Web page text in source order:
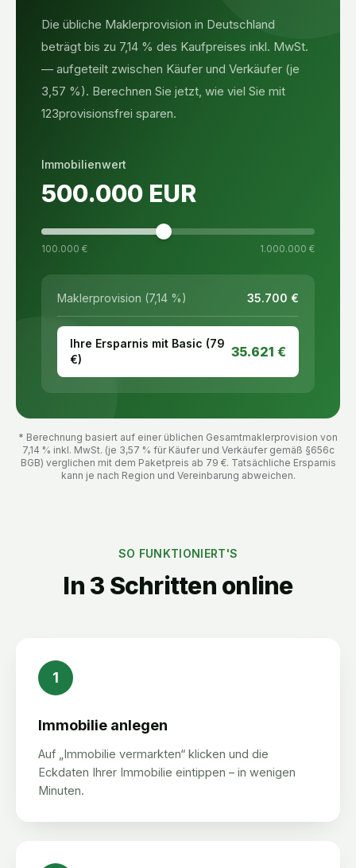
Die übliche Maklerprovision in Deutschland
beträgt bis zu 7,14 % des Kaufpreises inkl. MwSt.
— aufgeteilt zwischen Käufer und Verkäufer (je
3,57 %). Berechnen Sie jetzt, wie viel Sie mit
123provisionsfrei sparen.
Immobilienwert
500.000 EUR
100.000 € 1.000.000 €
Maklerprovision (7,14 %) 35.700 €
Ihre Ersparnis mit Basic (79
€)
35.621 €
* Berechnung basiert auf einer üblichen Gesamtmaklerprovision von
7,14 % inkl. MwSt. (je 3,57 % für Käufer und Verkäufer gemäß §656c
BGB) verglichen mit dem Paketpreis ab 79 €. Tatsächliche Ersparnis
kann je nach Region und Vereinbarung abweichen.
SO FUNKTIONIERT'S
In 3 Schritten online
1
Immobilie anlegen
Auf „Immobilie vermarkten“ klicken und die
Eckdaten Ihrer Immobilie eintippen – in wenigen
Minuten.